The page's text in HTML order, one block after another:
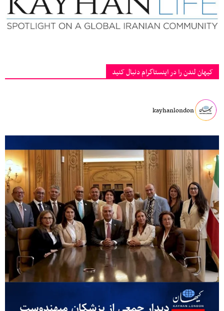
کیهان لندن را در اینستاگرام دنبال کنید
kayhanlondon